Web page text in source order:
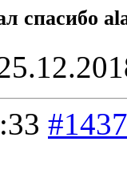
cпасибо
#1437